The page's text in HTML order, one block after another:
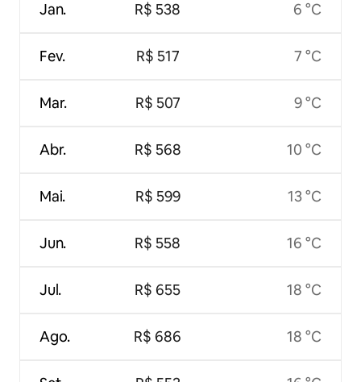
Jan.
Fev.
Mar.
Abr.
Mai.
Jun.
Jul.
Ago.
R$ 538
R$ 517
R$ 507
R$ 568
R$ 599
R$ 558
R$ 655
R$ 686
6 °C
7 °C
9 °C
10 °C
13 °C
16 °C
18 °C
18 °C